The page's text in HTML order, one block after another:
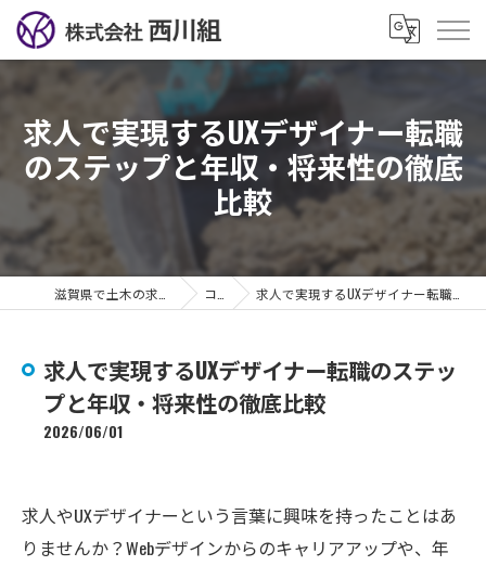
求人で実現するUXデザイナー転職
のステップと年収・将来性の徹底
比較
コラム 求人で実現するUXデザイナー転職のステップと年収・将来性の徹底比較
求人で実現するUXデザイナー転職のステッ
プと年収・将来性の徹底比較
2026/06/01
求人やUXデザイナーという言葉に興味を持ったことはあ
りませんか？Webデザインからのキャリアアップや、年